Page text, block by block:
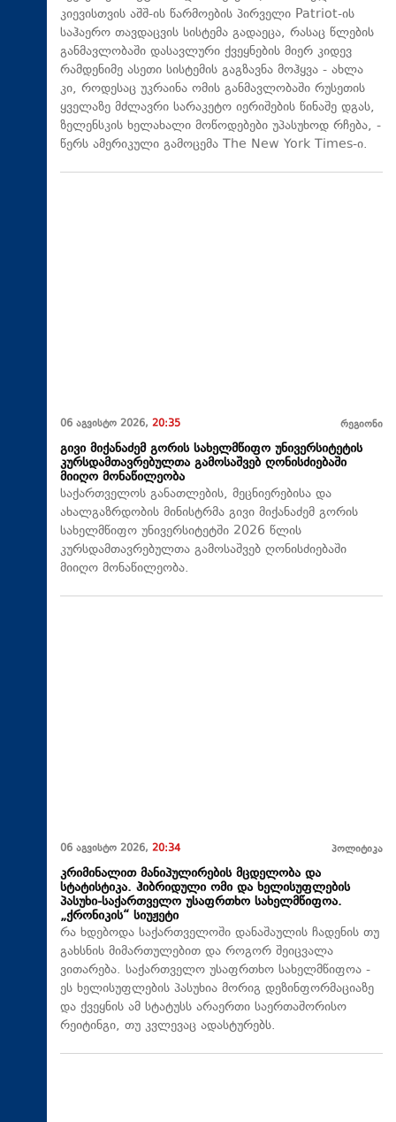
კიევისთვის აშშ-ის წარმოების პირველი Patriot-ის
საჰაერო თავდაცვის სისტემა გადაეცა, რასაც წლების
განმავლობაში დასავლური ქვეყნების მიერ კიდევ
რამდენიმე ასეთი სისტემის გაგზავნა მოჰყვა - ახლა
კი, როდესაც უკრაინა ომის განმავლობაში რუსეთის
ყველაზე მძლავრი სარაკეტო იერიშების წინაშე დგას,
ზელენსკის ხელახალი მოწოდებები უპასუხოდ რჩება, -
წერს ამერიკული გამოცემა The New York Times-ი.
06 აგვისტო 2026, 20:35 რეგიონი
გივი მიქანაძემ გორის სახელმწიფო უნივერსიტეტის
კურსდამთავრებულთა გამოსაშვებ ღონისძიებაში
მიიღო მონაწილეობა
საქართველოს განათლების, მეცნიერებისა და
ახალგაზრდობის მინისტრმა გივი მიქანაძემ გორის
სახელმწიფო უნივერსიტეტში 2026 წლის
კურსდამთავრებულთა გამოსაშვებ ღონისძიებაში
მიიღო მონაწილეობა.
06 აგვისტო 2026, 20:34 პოლიტიკა
კრიმინალით მანიპულირების მცდელობა და
სტატისტიკა. ჰიბრიდული ომი და ხელისუფლების
პასუხი-საქართველო უსაფრთხო სახელმწიფოა.
„ქრონიკის“ სიუჟეტი
რა ხდებოდა საქართველოში დანაშაულის ჩადენის თუ
გახსნის მიმართულებით და როგორ შეიცვალა
ვითარება. საქართველო უსაფრთხო სახელმწიფოა -
ეს ხელისუფლების პასუხია მორიგ დეზინფორმაციაზე
და ქვეყნის ამ სტატუსს არაერთი საერთაშორისო
რეიტინგი, თუ კვლევაც ადასტურებს.